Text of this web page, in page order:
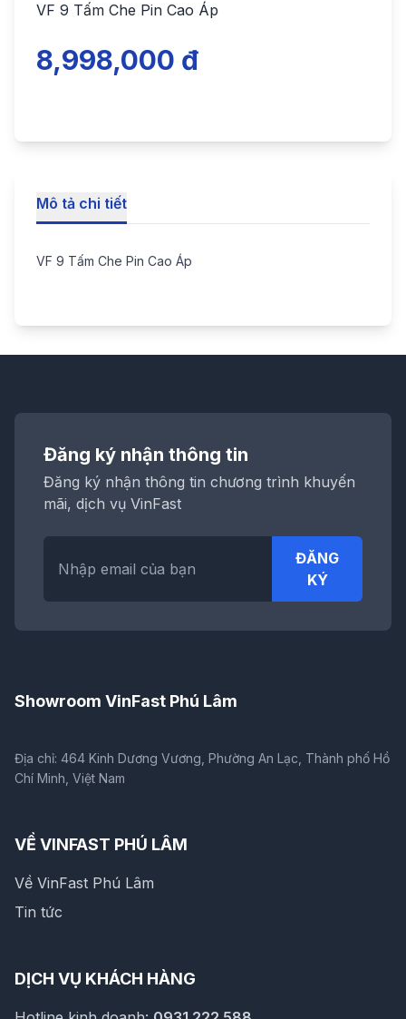
VF 9 Tấm Che Pin Cao Áp
8,998,000 đ
Mô tả chi tiết
VF 9 Tấm Che Pin Cao Áp
Đăng ký nhận thông tin
Đăng ký nhận thông tin chương trình khuyến
mãi, dịch vụ VinFast
ĐĂNG
KÝ
Showroom VinFast Phú Lâm
Địa chỉ: 464 Kinh Dương Vương, Phường An Lạc, Thành phố Hồ
Chí Minh, Việt Nam
VỀ VINFAST PHÚ LÂM
Về VinFast Phú Lâm
Tin tức
DỊCH VỤ KHÁCH HÀNG